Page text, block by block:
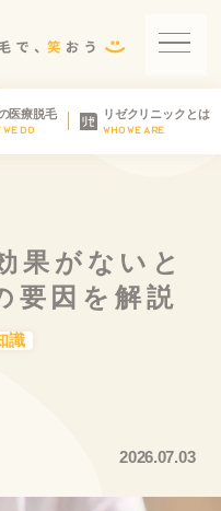
医療脱毛
WE DO
リゼクリニックとは
WHO WE ARE
果 がな い と
要 因 を 解説
識
2026.07.03